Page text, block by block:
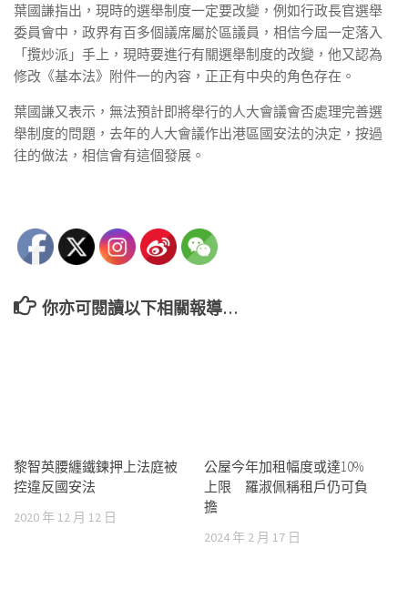
葉國謙指出，現時的選舉制度一定要改變，例如行政長官選舉
委員會中，政界有百多個議席屬於區議員，相信今屆一定落入
「攬炒派」手上，現時要進行有關選舉制度的改變，他又認為
修改《基本法》附件一的內容，正正有中央的角色存在。
葉國謙又表示，無法預計即將舉行的人大會議會否處理完善選
舉制度的問題，去年的人大會議作出港區國安法的決定，按過
往的做法，相信會有這個發展。
你亦可閱讀以下相關報導…
黎智英腰纏鐵鍊押上法庭被
控違反國安法
2020 年 12 月 12 日
公屋今年加租幅度或達10%
上限 羅淑佩稱租戶仍可負
擔
2024 年 2 月 17 日